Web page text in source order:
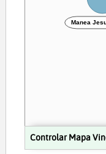
Controlar Mapa
Manea